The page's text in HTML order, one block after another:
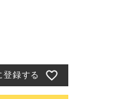
登録する